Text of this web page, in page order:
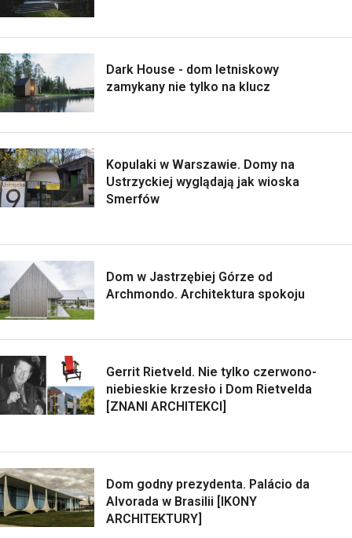
Dark House - dom letniskowy
zamykany nie tylko na klucz
Kopulaki w Warszawie. Domy na
Ustrzyckiej wyglądają jak wioska
Smerfów
Dom w Jastrzębiej Górze od
Archmondo. Architektura spokoju
Gerrit Rietveld. Nie tylko czerwono-
niebieskie krzesło i Dom Rietvelda
[ZNANI ARCHITEKCI]
Dom godny prezydenta. Palácio da
Alvorada w Brasilii [IKONY
ARCHITEKTURY]